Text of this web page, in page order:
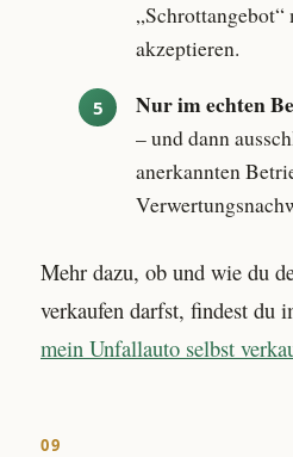
akzeptieren.
Nur im echten
– und dann
anerkannten
Mehr dazu, ob und wie du
verkaufen darfst, findest du
mein Unfallauto selbst
09